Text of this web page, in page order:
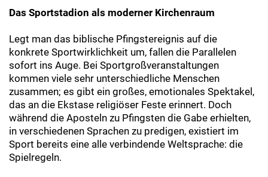
Das Sportstadion als moderner Kirchenraum
Legt man das biblische Pfingstereignis auf die
konkrete Sportwirklichkeit um, fallen die Parallelen
sofort ins Auge. Bei Sportgroßveranstaltungen
kommen viele sehr unterschiedliche Menschen
zusammen; es gibt ein großes, emotionales Spektakel,
das an die Ekstase religiöser Feste erinnert. Doch
während die Aposteln zu Pfingsten die Gabe erhielten,
in verschiedenen Sprachen zu predigen, existiert im
Sport bereits eine alle verbindende Weltsprache: die
Spielregeln.